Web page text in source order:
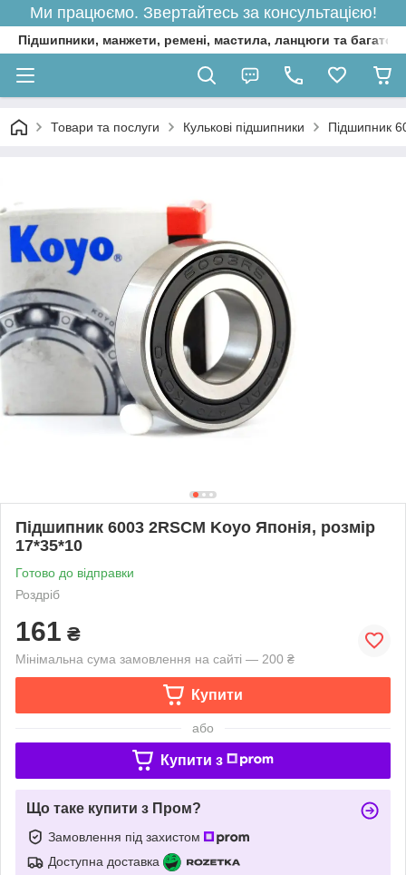
Ми працюємо. Звертайтесь за консультацією!
Підшипники, манжети, ремені, мастила, ланцюги та багато
Товари та послуги Кулькові підшипники Підшипник
Підшипник 6003 2RSCM Koyo Японія, розмір
17*35*10
Готово до відправки
Роздріб
161 ₴
Мінімальна сума замовлення на сайті — 200 ₴
Купити
або
Купити з
Що таке купити з Пром?
Замовлення під захистом
Доступна доставка